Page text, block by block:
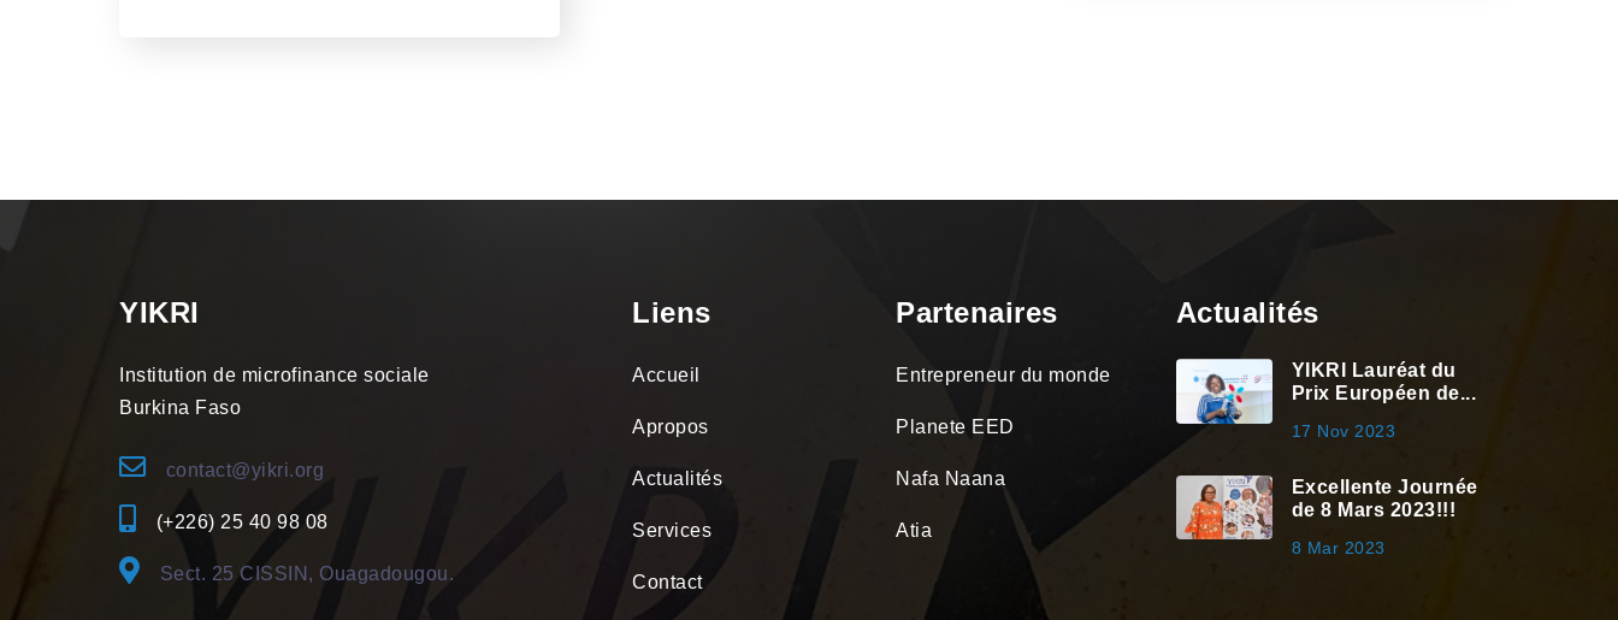
YIKRI
Institution de microfinance sociale
Burkina Faso
contact@yikri.org
(+226) 25 40 98 08
Sect. 25 CISSIN, Ouagadougou.
Liens
Accueil
Apropos
Actualités
Services
Contact
Partenaires
Entrepreneur du monde
Planete EED
Nafa Naana
Atia
Actualités
YIKRI Lauréat du
Prix Européen de...
17 Nov 2023
Excellente Journée
de 8 Mars 2023!!!
8 Mar 2023